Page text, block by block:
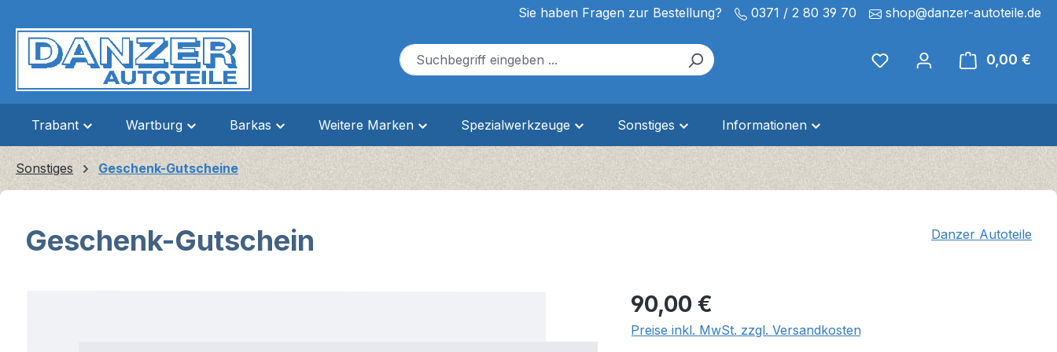
Sie haben Fragen zur Bestellung? 0371 / 2 80 39 70 shop@danzer-autoteile.de
0,00 €
Trabant Wartburg Barkas Weitere Marken Spezialwerkzeuge Sonstiges Informationen
Sonstiges Geschenk-Gutscheine
Geschenk-Gutschein Danzer Autoteile
Regulärer Preis:
90,00 €
Preise inkl. MwSt. zzgl. Versandkosten